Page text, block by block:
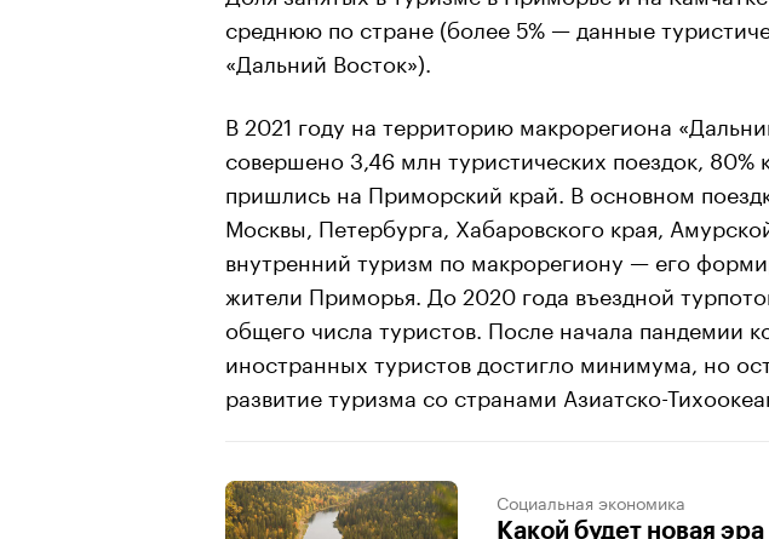
среднюю по стране (более 5% — данные
«Дальний Восток»).
В 2021 году на территорию макрорегиона
совершено 3,46 млн туристических поездок, 80%
пришлись на Приморский край. В основном
Москвы, Петербурга, Хабаровского края,
внутренний туризм по макрорегиону — его
жители Приморья. До 2020 года въездной
общего числа туристов. После начала пандемии
иностранных туристов достигло минимума, но
развитие туризма со странами Азиатско-
Социальная экономика
Какой будет новая